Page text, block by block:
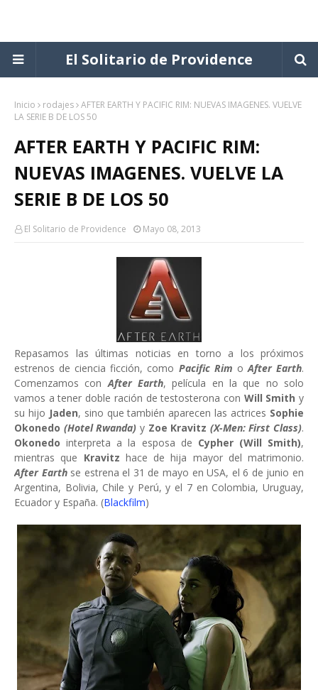
El Solitario de Providence
Inicio rodajes AFTER EARTH Y PACIFIC RIM: NUEVAS IMAGENES. VUELVE
LA SERIE B DE LOS 50
AFTER EARTH Y PACIFIC RIM:
NUEVAS IMAGENES. VUELVE LA
SERIE B DE LOS 50
El Solitario de Providence Mayo 08, 2013
Repasamos las últimas noticias en torno a los próximos
estrenos de ciencia ficción, como Pacific Rim oAfter Earth.
Comenzamos conAfter Earth, película en la que no solo
vamos a tener doble ración de testosterona con Will Smith y
su hijo Jaden, sino que también aparecen las actrices Sophie
Okonedo (Hotel Rwanda) y Zoe Kravitz (X-Men: First Class).
Okonedointerpreta a la esposa de Cypher (Will Smith),
mientras que Kravitz hace de hija mayor del matrimonio.
After Earthse estrena el 31 de mayo en USA, el 6 de junio en
Argentina, Bolivia, Chile y Perú, y el 7 en Colombia, Uruguay,
Ecuador y España. (Blackfilm)